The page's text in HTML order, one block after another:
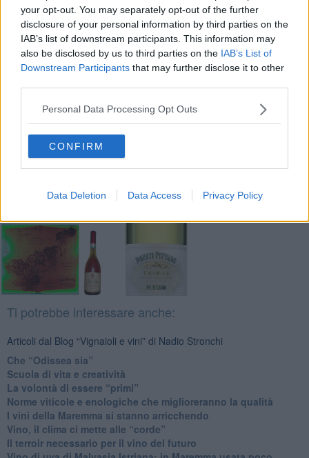
your opt-out. You may separately opt-out of the further
disclosure of your personal information by third parties on the
IAB’s list of downstream participants. This information may
also be disclosed by us to third parties on the IAB’s List of
Downstream Participants that may further disclose it to other
Personal Data Processing Opt Outs
CONFIRM
Data Deletion Data Access Privacy Policy
Nadio Stronchi
Newsletter QUInews - ToscanaMedia.
alle 20:00 direttamente nella tua casella di posta.
Ti potrebbe interessare anche:
Articoli dal Blog “Vignaioli e vini” di Nadio Stronchi
​Che “Odissea sia”
Scuola di vita e creatività
​La volontà di essere “primi”
Norme viticole e enologiche che miglioreranno la qualità
​I vini della Maremma si stanno arricchendo
Vino, il clima ci mette alle “corde”
Il terroir necessario per il vino del futuro